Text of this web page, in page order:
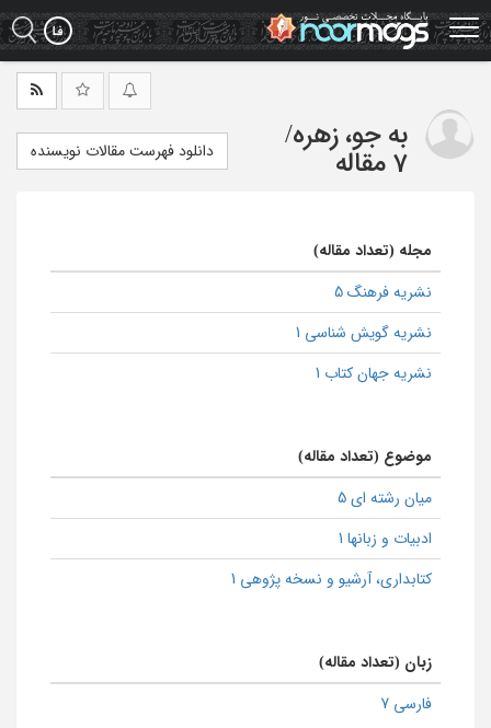
Skip
to
main
به جو، زهره/
7 مقاله
دانلود فهرست مقالات نویسنده
مجله (تعداد مقاله)
نشریه فرهنگ 5
نشریه گویش شناسی 1
نشریه جهان کتاب 1
موضوع (تعداد مقاله)
میان رشته ای 5
ادبیات و زبانها 1
كتابداری، آرشیو و نسخه پژوهی 1
زبان (تعداد مقاله)
فارسی 7